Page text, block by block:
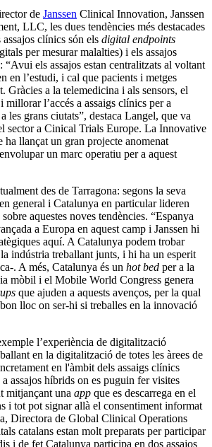
de Janssen Clinical Innovation, Janssen
LLC, les dues tendències més destacades
clínics són els digital endpoints
per mesurar malalties) i els assajos
“Avui els assajos estan centralitzats al voltant
en l’estudi, i cal que pacients i metges
Gràcies a la telemedicina i als sensors, el
l’accés a assaigs clínics per a
les grans ciutats”, destaca Langel, que va
sector a Cinical Trials Europe. La Innovative
llançat un gran projecte anomenat
un marc operatiu per a aquest
des de Tarragona: segons la seva
general i Catalunya en particular lideren
aquestes noves tendències. “Espanya
a Europa en aquest camp i Janssen hi
aquí. A Catalunya podem trobar
indústria treballant junts, i hi ha un esperit
. A més, Catalunya és un hot bed per a la
mòbil i el Mobile World Congress genera
que ajuden a aquests avenços, per la qual
lloc on ser-hi si treballes en la innovació
l’experiència de digitalització
en la digitalització de totes les àrees de
en l'àmbit dels assaigs clínics
assajos híbrids on es puguin fer visites
mitjançant una app que es descarrega en el
i tot pot signar allà el consentiment informat
Directora de Global Clinical Operations
catalans estan molt preparats per participar
i de fet Catalunya participa en dos assajos